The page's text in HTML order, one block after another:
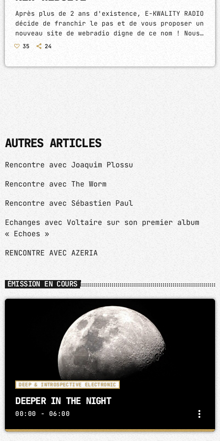
Après plus de 2 ans d'existence, E-KWALITY RADIO
décide de franchir le pas et de vous proposer un
nouveau site de webradio digne de ce nom ! Nous
avons revu intégralement revu toute notre
35 24
AUTRES ARTICLES
Rencontre avec Joaquim Plossu
Rencontre avec The Worm
Rencontre avec Sébastien Paul
Echanges avec Voltaire sur son premier album
« Echoes »
RENCONTRE AVEC AZERIA
ÉMISSION EN COURS
DEEP & INTROSPECTIVE ELECTRONIC
DEEPER IN THE NIGHT
00:00 - 06:00 more_vert